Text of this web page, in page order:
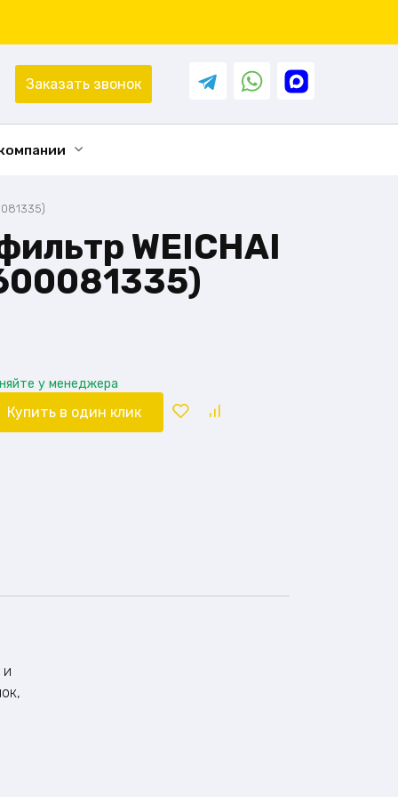
Заказать звонок
WEICHAI
у менеджера
Купить в один клик
и